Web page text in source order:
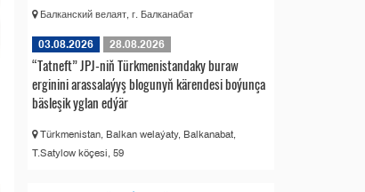
Балканский велаят, г. Балканабат
03.08.2026 28.08.2026
“Tatneft” JPJ-niň Türkmenistandaky buraw
erginini arassalaýyş blogunyň kärendesi boýunça
bäsleşik yglan edýär
Türkmenistan, Balkan welaýaty, Balkanabat,
T.Satylow köçesi, 59